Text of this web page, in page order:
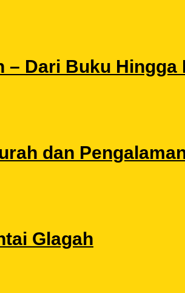
Dari Buku Hingga
dan
Glagah